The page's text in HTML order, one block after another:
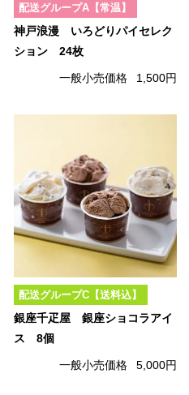
配送グループA【常温】
神戸浪漫 いろどりパイセレク
ション 24枚
一般小売価格 1,500円
配送グループC【送料込】
銀座千疋屋 銀座ショコラアイ
ス 8個
一般小売価格 5,000円